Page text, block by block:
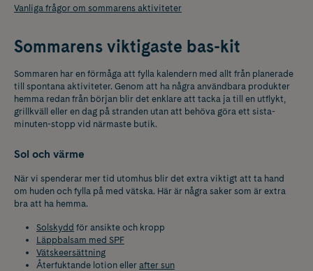
Vanliga frågor om sommarens aktiviteter
Sommarens viktigaste bas-kit
Sommaren har en förmåga att fylla kalendern med allt från planerade
till spontana aktiviteter. Genom att ha några användbara produkter
hemma redan från början blir det enklare att tacka ja till en utflykt,
grillkväll eller en dag på stranden utan att behöva göra ett sista-
minuten-stopp vid närmaste butik.
Sol och värme
När vi spenderar mer tid utomhus blir det extra viktigt att ta hand
om huden och fylla på med vätska. Här är några saker som är extra
bra att ha hemma.
Solskydd för ansikte och kropp
Läppbalsam med SPF
Vätskeersättning
Återfuktande lotion eller after sun